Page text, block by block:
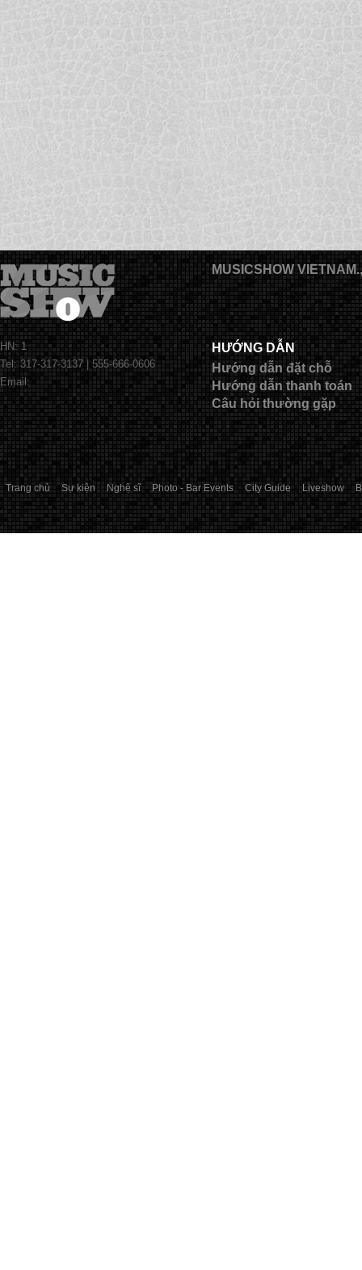
HN: 1
Tel: 317-317-3137 | 555-666-0606
Email:
MUSICSHOW VIETNAM.,
HƯỚNG DẪN
Hướng dẫn đặt chỗ
Hướng dẫn thanh toán
Câu hỏi thường gặp
Trang chủ Sự kiện Nghệ sĩ Photo - Bar Events City Guide Liveshow